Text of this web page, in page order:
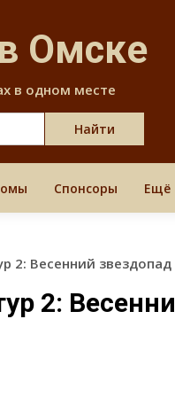
Омске
в одном месте
Спонсоры Ещё
2: Весенний звездопад
2: